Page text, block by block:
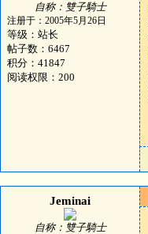
自称：雙子騎士
注册于：2005年5月26日
等级：站长
帖子数：6467
积分：41847
阅读权限：200
Jeminai
自称：雙子騎士